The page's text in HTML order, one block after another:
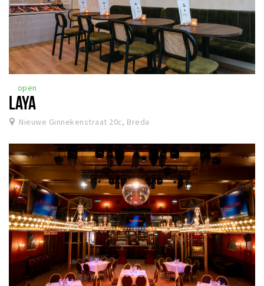
open
LAYA
Nieuwe Ginnekenstraat 20c, Breda